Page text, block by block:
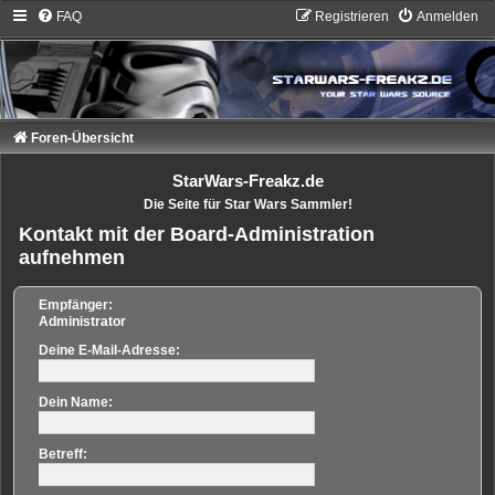
FAQ Anmelden
Registrieren
Foren-Übersicht
StarWars-Freakz.de
Die Seite für Star Wars Sammler!
Kontakt mit der Board-Administration
aufnehmen
Empfänger:
Administrator
Deine E-Mail-Adresse:
Dein Name:
Betreff: